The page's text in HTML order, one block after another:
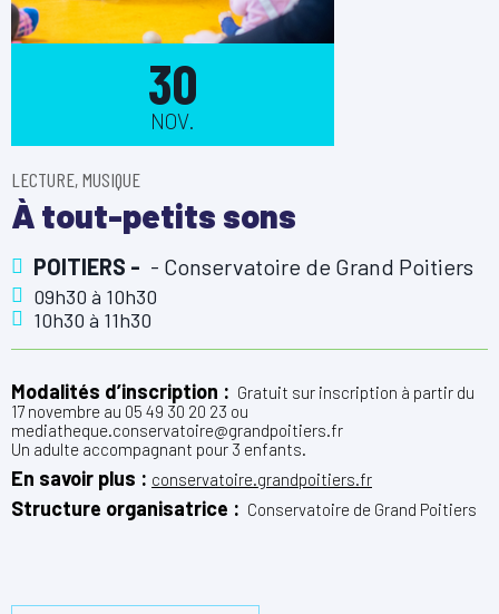
30
NOV.
LECTURE, MUSIQUE
À tout-petits sons
POITIERS - Conservatoire de Grand Poitiers
09h30 à 10h30
10h30 à 11h30
Modalités d’inscription : Gratuit sur inscription à partir du
17 novembre au 05 49 30 20 23 ou
mediatheque.conservatoire@grandpoitiers.fr
Un adulte accompagnant pour 3 enfants.
En savoir plus : conservatoire.grandpoitiers.fr
Structure organisatrice : Conservatoire de Grand Poitiers